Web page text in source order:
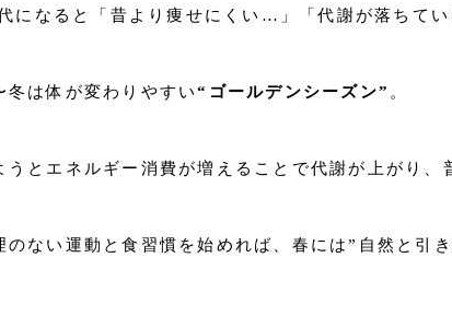
になると「昔より痩せにくい…」「代謝が落ちてい
冬は体が変わりやすい“ゴールデンシーズン” 。
うとエネルギー消費が増えることで代謝が上がり、
のない運動と食習慣を始めれば、春には”自然と引